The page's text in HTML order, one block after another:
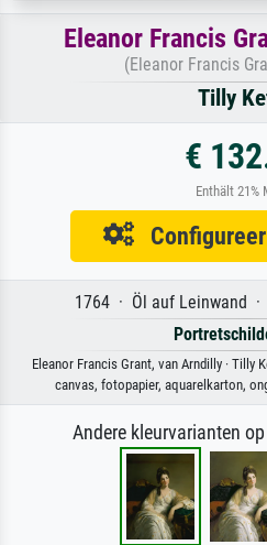
Eleanor Francis
(Eleanor Francis
Tilly
€
Enthält 21%
1764 · Öl auf Leinwand
Eleanor Francis Grant, van Arndilly · Tilly
canvas, fotopapier, aquarelkarton,
Andere kleurvarianten